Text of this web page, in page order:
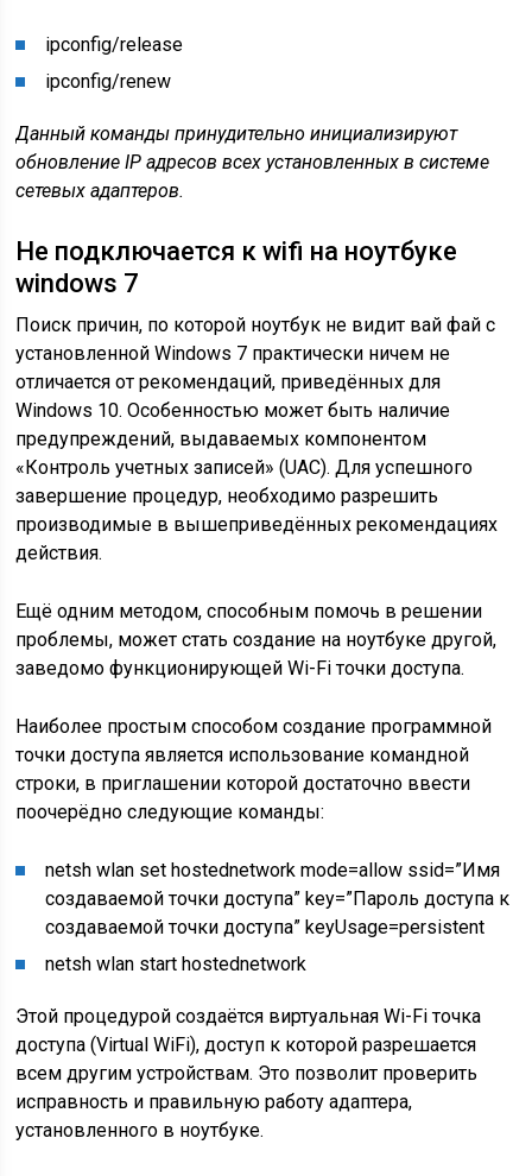
ipconfig/release
ipconfig/renew
Данный команды принудительно инициализируют
обновление IP адресов всех установленных в системе
сетевых адаптеров.
Не подключается к wifi на ноутбуке
windows 7
Поиск причин, по которой ноутбук не видит вай фай с
установленной Windows 7 практически ничем не
отличается от рекомендаций, приведённых для
Windows 10. Особенностью может быть наличие
предупреждений, выдаваемых компонентом
«Контроль учетных записей» (UAC). Для успешного
завершение процедур, необходимо разрешить
производимые в вышеприведённых рекомендациях
действия.
Ещё одним методом, способным помочь в решении
проблемы, может стать создание на ноутбуке другой,
заведомо функционирующей Wi-Fi точки доступа.
Наиболее простым способом создание программной
точки доступа является использование командной
строки, в приглашении которой достаточно ввести
поочерёдно следующие команды:
netsh wlan set hostednetwork mode=allow ssid=”Имя
создаваемой точки доступа” key=”Пароль доступа к
создаваемой точки доступа” keyUsage=persistent
netsh wlan start hostednetwork
Этой процедурой создаётся виртуальная Wi-Fi точка
доступа (Virtual WiFi), доступ к которой разрешается
всем другим устройствам. Это позволит проверить
исправность и правильную работу адаптера,
установленного в ноутбуке.